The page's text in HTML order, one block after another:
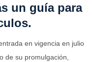
un guía para
en vigencia en julio
de su promulgación,